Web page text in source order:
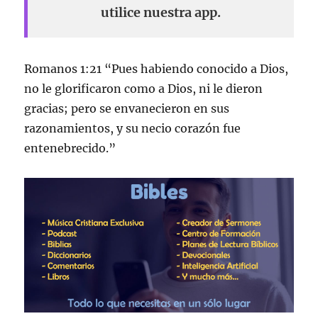
utilice nuestra app.
Romanos 1:21 “Pues habiendo conocido a Dios,
no le glorificaron como a Dios, ni le dieron
gracias; pero se envanecieron en sus
razonamientos, y su necio corazón fue
entenebrecido.”